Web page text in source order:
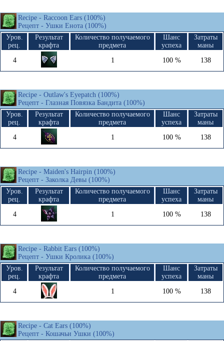
Recipe - Raccoon Ears (100%)
Рецепт - Ушки Енота (100%)
Уров.
рец.
Результат
крафта
Количество получаемого
предмета
Шанс
успеха
Затраты
маны
4
1 100 % 138
Recipe - Outlaw's Eyepatch (100%)
Рецепт - Глазная Повязка Бандита (100%)
Уров.
рец.
Результат
крафта
Количество получаемого
предмета
Шанс
успеха
Затраты
маны
4
1 100 % 138
Recipe - Maiden's Hairpin (100%)
Рецепт - Заколка Девы (100%)
Уров.
рец.
Результат
крафта
Количество получаемого
предмета
Шанс
успеха
Затраты
маны
4
1 100 % 138
Recipe - Rabbit Ears (100%)
Рецепт - Ушки Кролика (100%)
Уров.
рец.
Результат
крафта
Количество получаемого
предмета
Шанс
успеха
Затраты
маны
4
1 100 % 138
Recipe - Cat Ears (100%)
Рецепт - Кошачьи Ушки (100%)